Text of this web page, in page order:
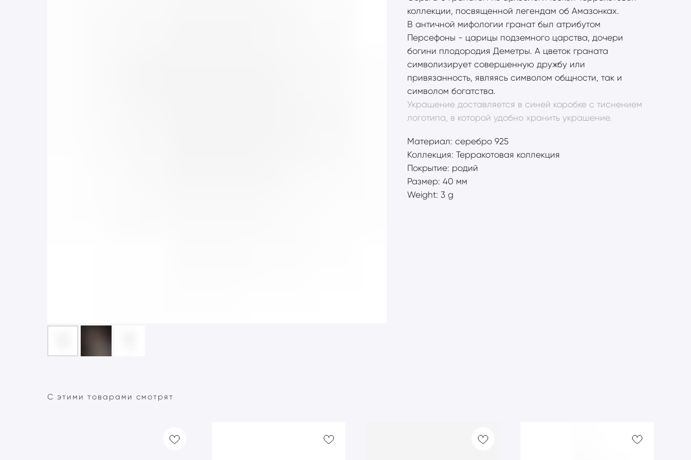
коллекции, посвященной легендам об Амазонках.
В античной мифологии гранат был атрибутом
Персефоны - царицы подземного царства, дочери
богини плодородия Деметры. А цветок граната
символизирует совершенную дружбу или
привязанность, являясь символом общности, так и
символом богатства.
Украшение доставляется в синей коробке с тиснением
логотипа, в которой удобно хранить украшение.
Материал: серебро 925
Коллекция: Терракотовая коллекция
Покрытие: родий
Размер: 40 мм
Weight: 3 g
С этими товарами смотрят